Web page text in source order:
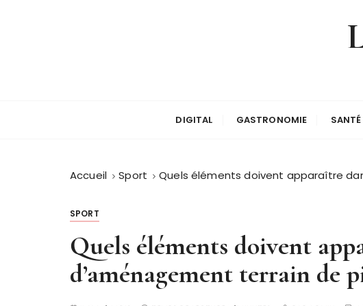
DIGITAL GASTRONOMIE SANTÉ
Accueil Sport Quels éléments doivent apparaître
SPORT
Quels éléments doivent
d’aménagement terrain de